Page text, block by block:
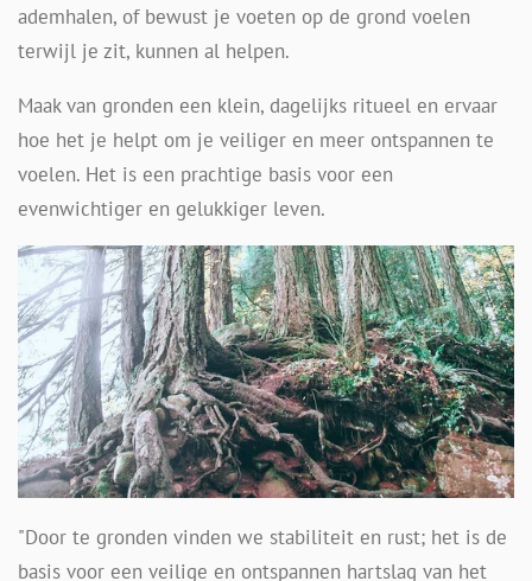
ademhalen, of bewust je voeten op de grond voelen
terwijl je zit, kunnen al helpen.
Maak van gronden een klein, dagelijks ritueel en ervaar
hoe het je helpt om je veiliger en meer ontspannen te
voelen. Het is een prachtige basis voor een
evenwichtiger en gelukkiger leven.
"Door te gronden vinden we stabiliteit en rust; het is de
basis voor een veilige en ontspannen hartslag van het